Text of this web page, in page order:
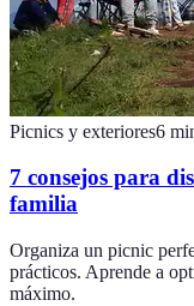
Picnics y exteriores6
7 consejos para
familia
Organiza un picnic
prácticos. Aprende a
máximo.